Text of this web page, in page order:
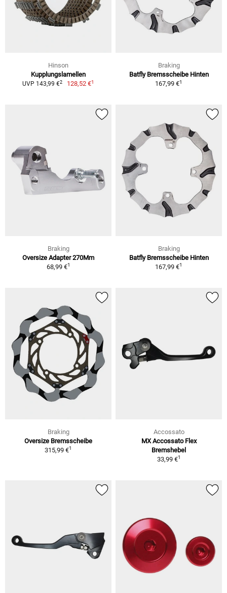
Hinson
Kupplungslamellen
UVP 143,99 €2 128,52 €1
Braking
Batfly Bremsscheibe Hinten
167,99 €1
Braking
Oversize Adapter 270Mm
68,99 €1
Braking
Batfly Bremsscheibe Hinten
167,99 €1
Braking
Oversize Bremsscheibe
315,99 €1
Accossato
MX Accossato Flex
Bremshebel
33,99 €1